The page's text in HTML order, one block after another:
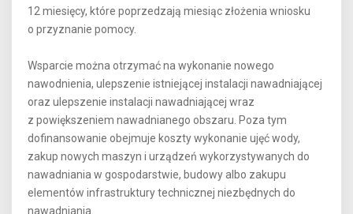
12 miesięcy, które poprzedzają miesiąc złożenia wniosku
o przyznanie pomocy.
Wsparcie można otrzymać na wykonanie nowego
nawodnienia, ulepszenie istniejącej instalacji nawadniającej
oraz ulepszenie instalacji nawadniającej wraz
z powiększeniem nawadnianego obszaru. Poza tym
dofinansowanie obejmuje koszty wykonanie ujęć wody,
zakup nowych maszyn i urządzeń wykorzystywanych do
nawadniania w gospodarstwie, budowy albo zakupu
elementów infrastruktury technicznej niezbędnych do
nawadniania.